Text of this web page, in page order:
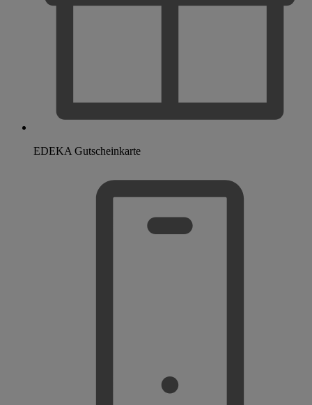
EDEKA Gutscheinkarte